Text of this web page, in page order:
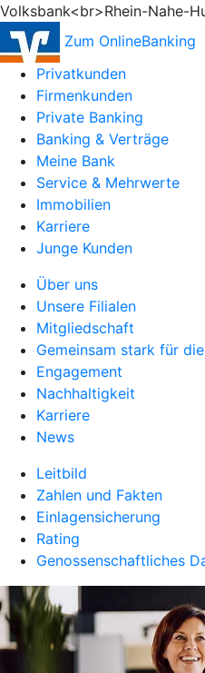
Volksbank<br>Rhein-Nahe-
Zum OnlineBanking
Privatkunden
Firmenkunden
Private Banking
Banking & Verträge
Meine Bank
Service & Mehrwerte
Immobilien
Karriere
Junge Kunden
Über uns
Unsere Filialen
Mitgliedschaft
Gemeinsam stark für
Engagement
Nachhaltigkeit
Karriere
News
Leitbild
Zahlen und Fakten
Einlagensicherung
Rating
Genossenschaftliches